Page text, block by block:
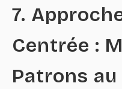
7.
Centrée :
Patrons au